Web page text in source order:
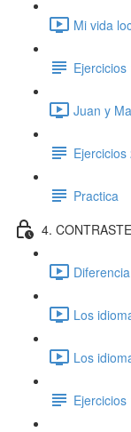
Mi vida
Ejercicios
Juan y
Ejercicios
Practica
4.
Los
Los
Ejercicios